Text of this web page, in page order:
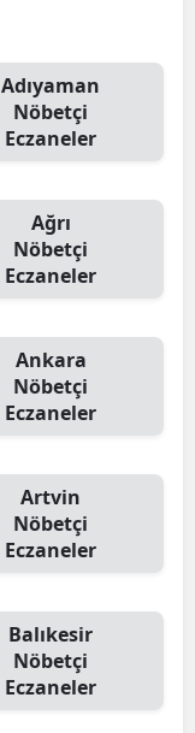
Adıyaman
Nöbetçi
Eczaneler
Ağrı
Nöbetçi
Eczaneler
Ankara
Nöbetçi
Eczaneler
Artvin
Nöbetçi
Eczaneler
Balıkesir
Nöbetçi
Eczaneler